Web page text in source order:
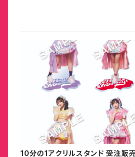
10分の1アクリルスタンド 受注販